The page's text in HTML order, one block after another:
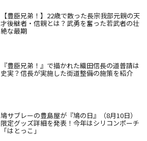
【豊臣兄弟！】22歳で散った長宗我部元親の天
才後継者・信親とは？武勇を奮った若武者の壮
絶な最期
『豊臣兄弟！』で描かれた織田信長の道普請は
史実？信長が実施した街道整備の施策を紹介
鳩サブレーの豊島屋が『鳩の日』（8月10日）
限定グッズ詳細を発表！今年はシリコンポーチ
「はとっこ」